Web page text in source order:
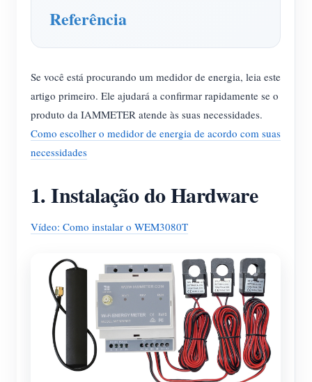
Referência
Se você está procurando um medidor de energia, leia este
artigo primeiro. Ele ajudará a confirmar rapidamente se o
produto da IAMMETER atende às suas necessidades.
Como escolher o medidor de energia de acordo com suas
necessidades
1. Instalação do Hardware
Vídeo: Como instalar o WEM3080T